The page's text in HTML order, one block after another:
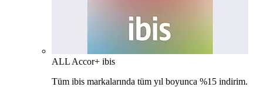
ALL Accor+ ibis
Tüm ibis markalarında tüm yıl boyunca %15 indirim.